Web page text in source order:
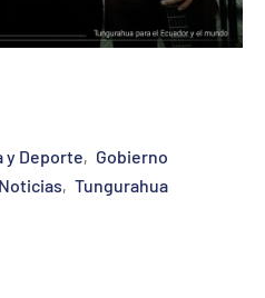
y Deporte‚ Gobierno
Noticias‚ Tungurahua